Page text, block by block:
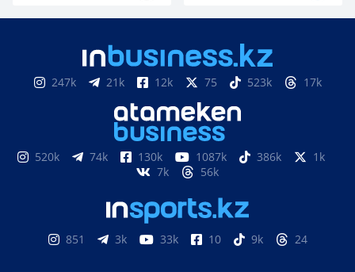
Заменить частный сектор современными
многоэтажками хотят в Петропавловске
Volkswagen отправил первые автомобили в
Казахстан: что привезут уже в августе
ПОДПИСЫВАЙТЕСЬ НА НАС